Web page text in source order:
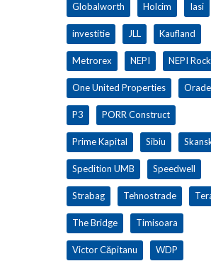
Globalworth Holcim Iasi
investitie JLL Kaufland
Metrorex NEPI NEPI
One United Properties
P3 PORR Construct
Prime Kapital Sibiu
Spedition UMB Speedwell
Strabag Tehnostrade
The Bridge Timisoara
Victor Căpitanu WDP